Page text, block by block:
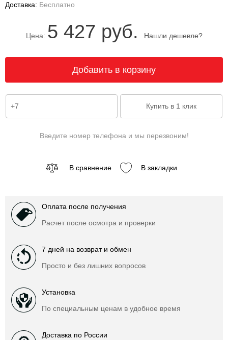
Доставка: Бесплатно
Цена: 5 427 руб. Нашли дешевле?
Введите номер телефона и мы перезвоним!
В сравнение В закладки
Оплата после получения
Расчет после осмотра и проверки
7 дней на возврат и обмен
Просто и без лишних вопросов
Установка
По специальным ценам в удобное время
Доставка по России